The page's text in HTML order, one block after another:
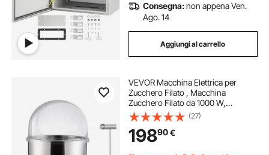
Consegna:non appena Ven.
Ago. 14
Aggiungi al carrello
VEVOR Macchina Elettrica per
Zucchero Filato , Macchina
Zucchero Filato da 1000 W,
Coperchio, Ciotola in Acciaio
Inossidabile, Paletta per
Zucchero,Compleanno di Bambini,
Feste in Famiglia, Rosso
(27)
19890€